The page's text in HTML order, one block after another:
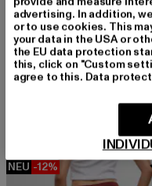
KARL KANI
Kani Script Sweatpants
Derzeitiger Preis: 43,99
NEU -12%
advertising. In addition,
or to use cookies. This
your data in the USA or
the EU data protection
this, click on "Custom
agree to this. Data